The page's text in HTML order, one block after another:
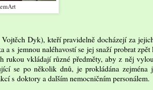
Dyk), kteří pravidelně docházejí za
s jemnou naléhavostí se jej snaží probrat
rukou vkládají různé předměty, aby z něj
se po několik dnů, je prokládána zejména
s doktory a dalším nemocničním personálem.